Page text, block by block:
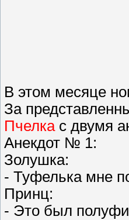
В этом месяце
За
Пчелкас двумя
Анекдот № 1:
Золушка:
- Туфелька мне
Принц:
- Это был